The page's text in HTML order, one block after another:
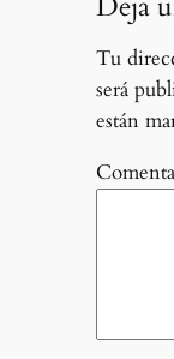
Tu
será
están